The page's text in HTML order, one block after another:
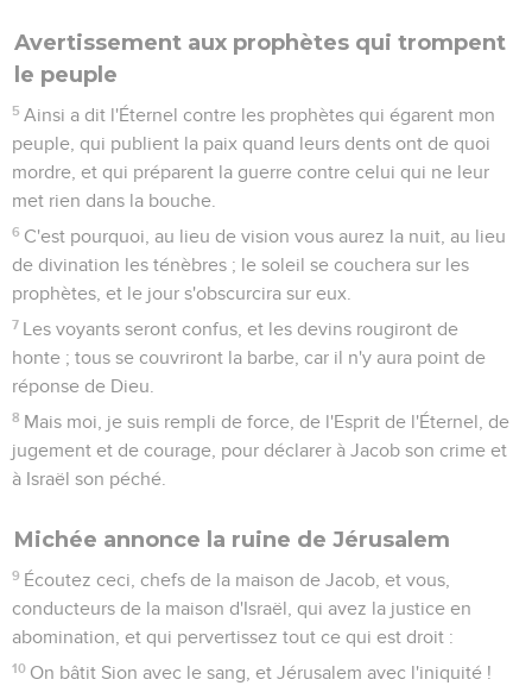
Avertissement aux prophètes qui trompent
le peuple
5 Ainsi a dit l'Éternel contre les prophètes qui égarent mon
peuple, qui publient la paix quand leurs dents ont de quoi
mordre, et qui préparent la guerre contre celui qui ne leur
met rien dans la bouche.
6 C'est pourquoi, au lieu de vision vous aurez la nuit, au lieu
de divination les ténèbres ; le soleil se couchera sur les
prophètes, et le jour s'obscurcira sur eux.
7 Les voyants seront confus, et les devins rougiront de
honte ; tous se couvriront la barbe, car il n'y aura point de
réponse de Dieu.
8 Mais moi, je suis rempli de force, de l'Esprit de l'Éternel, de
jugement et de courage, pour déclarer à Jacob son crime et
à Israël son péché.
Michée annonce la ruine de Jérusalem
9 Écoutez ceci, chefs de la maison de Jacob, et vous,
conducteurs de la maison d'Israël, qui avez la justice en
abomination, et qui pervertissez tout ce qui est droit :
10 On bâtit Sion avec le sang, et Jérusalem avec l'iniquité !